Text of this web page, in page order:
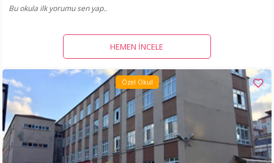
Bu okula ilk yorumu sen yap..
HEMEN İNCELE
Özel Okul